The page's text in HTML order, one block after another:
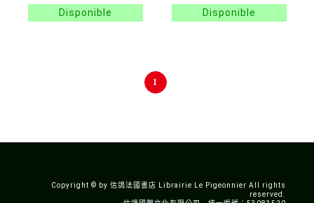
1
Copyright © by 信鴿法國書店 Librairie Le Pigeonnier All rights
reserved.